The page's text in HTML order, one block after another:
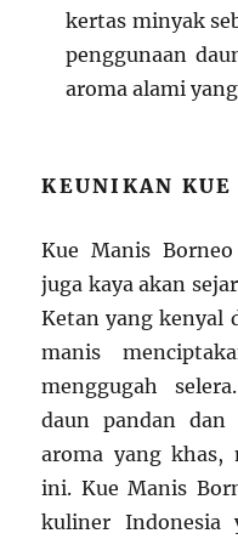
kertas minyak
penggunaan
aroma alami
KEUNIKAN KUE
Kue Manis
juga kaya akan
Ketan yang kenyal
manis
menggugah
daun pandan dan
aroma yang khas,
ini. Kue Manis
kuliner Indonesia